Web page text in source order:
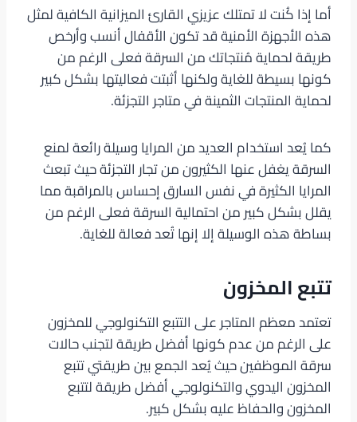
أما إذا كُنت لا تمتلك عزيزي القارئ الميزانية الكافية لمثل
هذه الأجهزة الأمنية قد تكون الأقفال أنسب وأرخص
طريقة لحماية مُنتجاتك من السرقة فعلى الرغم من
كونها بسيطة للغاية ولكنها أثبتت فعاليتها بشكل كبير
لحماية المنتجات الثمينة في متاجر التجزئة.
كما يُعد استخدام العديد من المرايا وسيلة رائعة لمنع
السرقة يغفل عنها الكثيرون من تجار التجزئة حيث تبعث
المرايا الكثيرة في نفس السارق إحساس بالمراقبة مما
يقلل بشكل كبير من احتمالية السرقة فعلى الرغم من
بساطة هذه الوسيلة إلا إنها تُعد فعالة للغاية.
تتبع المخزون
تعتمد معظم المتاجر على التتبع التكنولوجي للمخزون
على الرغم من عدم كونها أفضل طريقة لتجنب حالات
سرقة الموظفين حيث يُعد الجمع بين طريقتي تتبع
المخزون اليدوي والتكنولوجي أفضل طريقة لتتبع
المخزون والحفاظ عليه بشكل كبير.